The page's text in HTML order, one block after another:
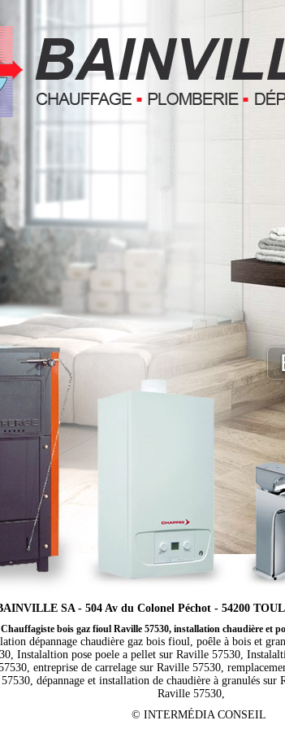
SA - 504 Av du Colonel Péchot - 54200
Chauffagiste bois gaz fioul Raville 57530, installation chaudière et
dépannage chaudière gaz bois fioul, poêle à bois et
Instalaltion pose poele a pellet sur Raville 57530,
entreprise de carrelage sur Raville 57530,
dépannage et installation de chaudière à granulés
Raville 57530,
© INTERMÉDIA CONSEIL